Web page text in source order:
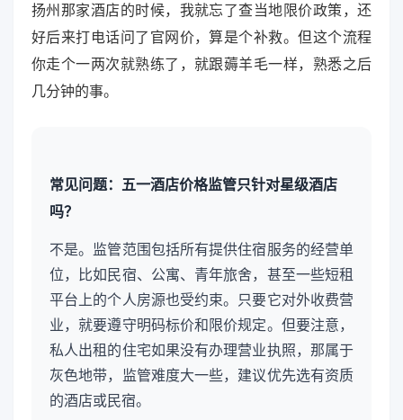
扬州那家酒店的时候，我就忘了查当地限价政策，还
好后来打电话问了官网价，算是个补救。但这个流程
你走个一两次就熟练了，就跟薅羊毛一样，熟悉之后
几分钟的事。
常见问题：五一酒店价格监管只针对星级酒店
吗？
不是。监管范围包括所有提供住宿服务的经营单
位，比如民宿、公寓、青年旅舍，甚至一些短租
平台上的个人房源也受约束。只要它对外收费营
业，就要遵守明码标价和限价规定。但要注意，
私人出租的住宅如果没有办理营业执照，那属于
灰色地带，监管难度大一些，建议优先选有资质
的酒店或民宿。